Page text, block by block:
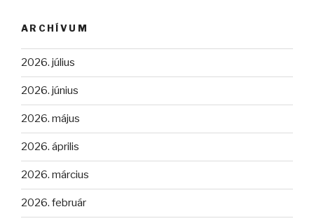
ARCHÍVUM
2026. július
2026. június
2026. május
2026. április
2026. március
2026. február